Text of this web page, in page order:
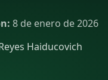
8 de enero de 2026
Haiducovich